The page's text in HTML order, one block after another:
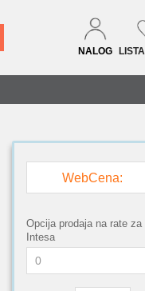
NALOG
WebCena:
Opcija prodaja na rate
Intesa